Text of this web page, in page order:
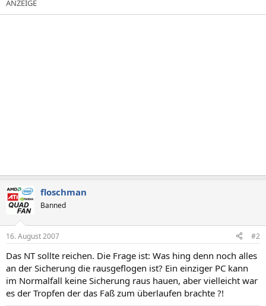
floschman
Banned
16. August 2007 #2
Das NT sollte reichen. Die Frage ist: Was hing denn noch alles
an der Sicherung die rausgeflogen ist? Ein einziger PC kann
im Normalfall keine Sicherung raus hauen, aber vielleicht war
es der Tropfen der das Faß zum überlaufen brachte ?!